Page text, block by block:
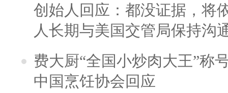
创始人回应：都没证据，将
人长期与美国交管局保持沟
费大厨“全国小炒肉大王”称
中国烹饪协会回应